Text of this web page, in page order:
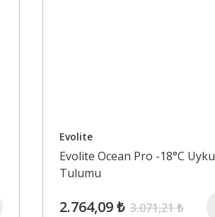
Evolite
Evolite Ocean Pro -18°C Uyku
Tulumu
2.764,09 ₺ 3.071,21 ₺